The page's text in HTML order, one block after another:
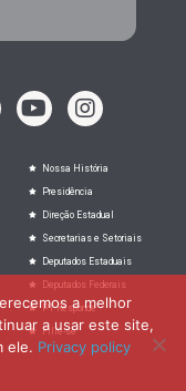
Nossa História
Presidência
Direção Estadual
Secretarias e Setoriais
Deputados Estaduais
Deputados Federais
PT Responde
Filie-se
a melhor
a usar este site,
ele. Privacy policy